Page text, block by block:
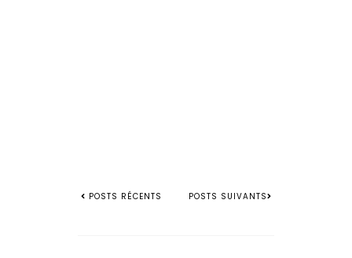
POSTS RÉCENTS POSTS SUIVANTS